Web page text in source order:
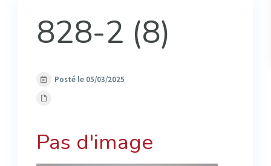
828-2 (8)
Posté le 05/03/2025
Pas d'image